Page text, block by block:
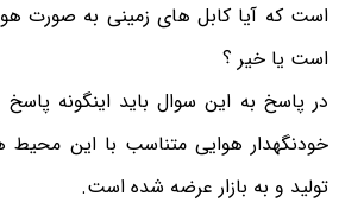
است که آیا کابل های زمینی به صورت
است یا خیر ؟
در پاسخ به این سوال باید اینگونه
خودنگهدار هوایی متناسب با این محیط
تولید و به بازار عرضه شده است.